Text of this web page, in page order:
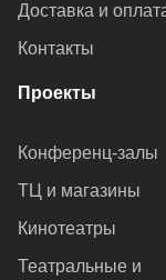
Доставка и
Контакты
Проекты
Конференц-залы
ТЦ и магазины
Кинотеатры
Театральные и